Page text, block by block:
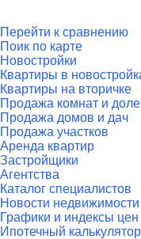
Перейти к сравнению
Поик по карте
Новостройки
Квартиры в
Квартиры на вторичке
Продажа комнат и
Продажа домов и дач
Продажа участков
Аренда квартир
Застройщики
Агентства
Каталог специалистов
Новости недвижимости
Графики и индексы цен
Ипотечный калькулятор